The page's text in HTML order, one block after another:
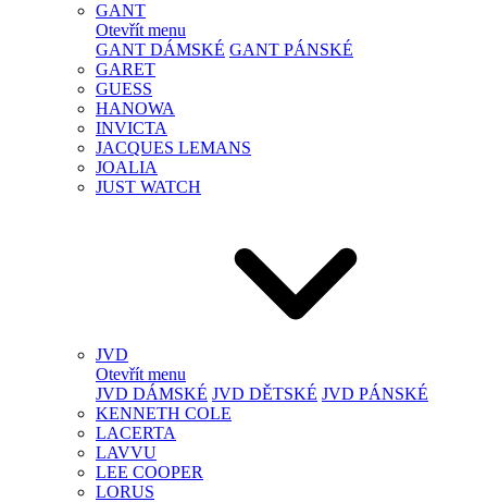
GANT
Otevřít menu
GANT DÁMSKÉ GANT PÁNSKÉ
GARET
GUESS
HANOWA
INVICTA
JACQUES LEMANS
JOALIA
JUST WATCH
JVD
Otevřít menu
JVD DÁMSKÉ JVD DĚTSKÉ JVD PÁNSKÉ
KENNETH COLE
LACERTA
LAVVU
LEE COOPER
LORUS